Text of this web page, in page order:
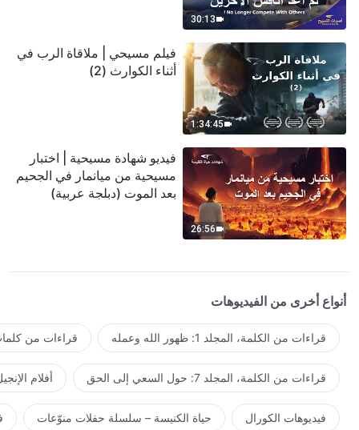
30:13
1:34:45
فيلم مسيحي | ملاقاة الرب في
أثناء الكوارث (2)
26:56
فيديو شهادة مسيحية | اختبار
مسيحية من ميانمار في الجحيم
بعد الموت (دبلجة عربية)
أنواع أخرى من الفيديوهات
قراءات من الكلمة، المجلد 1: ظهور الله وعمله قراءات من
قراءات من الكلمة، المجلد 7: حول السعي إلى الحق أفلام
فيديوهات الكورال حياة الكنيسة – سلسلة حفلات منوّعات